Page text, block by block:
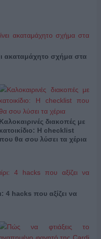
ακαταμάχητο σχήμα στα
Καλοκαιρινές διακοπές με
κατοικίδιο: Η checklist
θα σου λύσει τα χέρια
4 hacks που αξίζει να